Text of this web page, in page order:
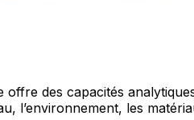
des capacités
l’environnement, les